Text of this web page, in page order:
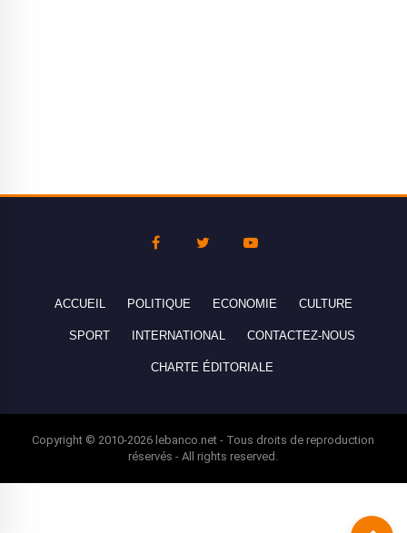
ACCUEIL POLITIQUE ECONOMIE CULTURE
SPORT INTERNATIONAL CONTACTEZ-NOUS
CHARTE ÉDITORIALE
Copyright © 2010-2026 lebanco.net - Tous droits de reproduction
réservés - All rights reserved.